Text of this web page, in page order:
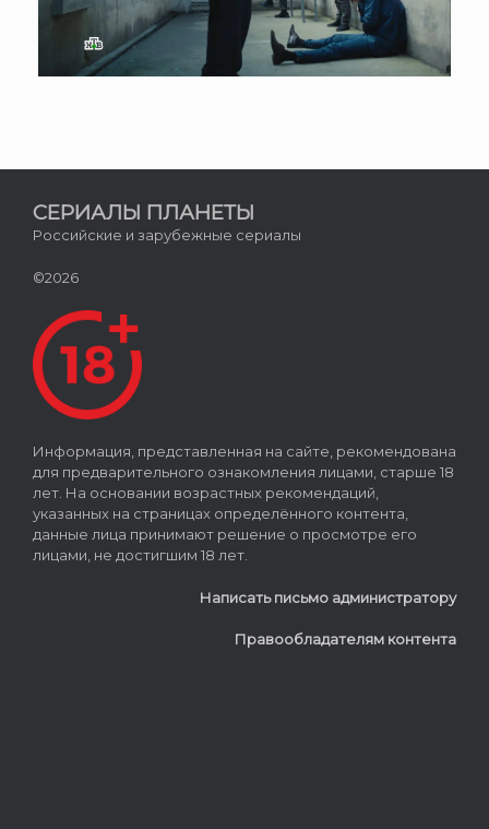
СЕРИАЛЫ ПЛАНЕТЫ
Российские и зарубежные сериалы
©2026
Информация, представленная на сайте, рекомендована
для предварительного ознакомления лицами, старше 18
лет. На основании возрастных рекомендаций,
указанных на страницах определённого контента,
данные лица принимают решение о просмотре его
лицами, не достигшим 18 лет.
Написать письмо администратору
Правообладателям контента